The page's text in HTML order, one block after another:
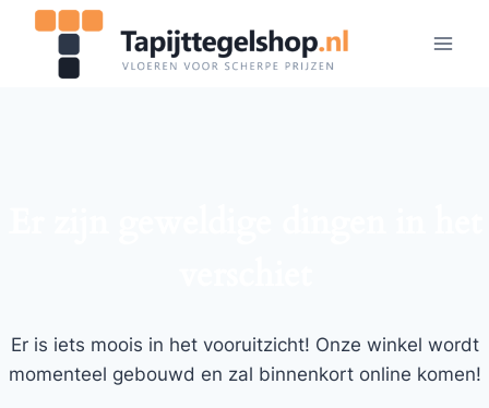
Doorgaan
inhoud
Er is iets moois in het vooruitzicht! Onze winkel wordt
momenteel gebouwd en zal binnenkort online komen!